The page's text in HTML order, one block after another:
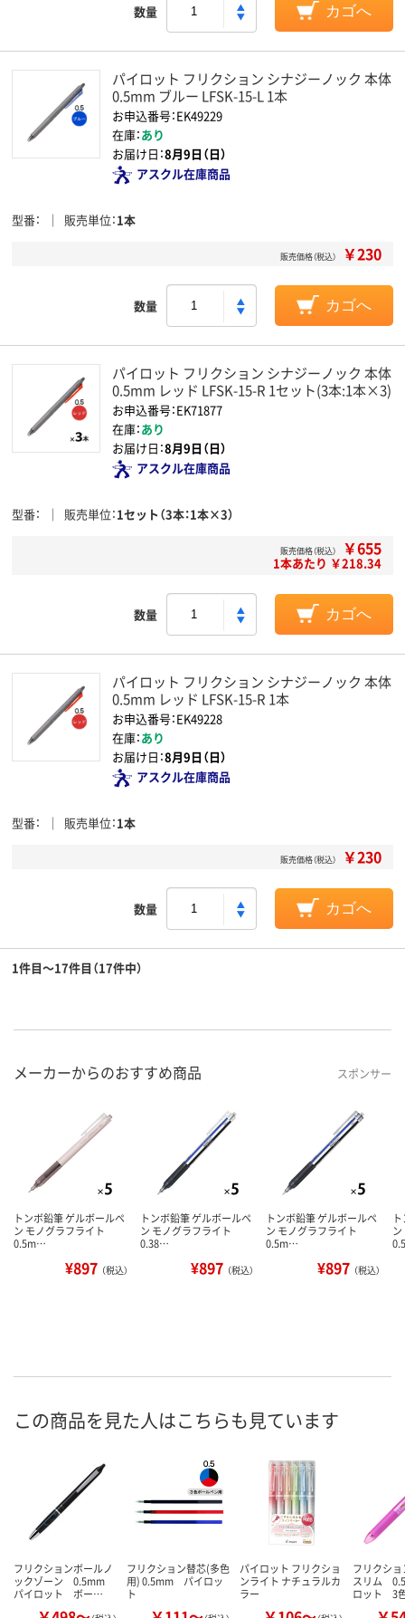
数量 カゴへ
パイロット フリクション シナジーノック 本体
0.5mm ブルー LFSK-15-L 1本
お申込番号：EK49229
在庫：あり
お届け日：8月9日（日）
アスクル在庫商品
型番 販売単位 1本
販売価格（税込） ￥230
数量 カゴへ
パイロット フリクション シナジーノック 本体
0.5mm レッド LFSK-15-R 1セット(3本:1本×3)
お申込番号：EK71877
在庫：あり
お届け日：8月9日（日）
アスクル在庫商品
型番 販売単位 1セット（3本：1本×3）
販売価格（税込） ￥655
1本あたり ￥218.34
数量 カゴへ
パイロット フリクション シナジーノック 本体
0.5mm レッド LFSK-15-R 1本
お申込番号：EK49228
在庫：あり
お届け日：8月9日（日）
アスクル在庫商品
型番 販売単位 1本
販売価格（税込） ￥230
数量 カゴへ
1件目～17件目（17件中）
メーカーからのおすすめ商品 スポンサー
トンボ鉛筆 ゲルボールペ
ン モノグラフライト
0.5m…
¥897 （税込）
トンボ鉛筆 ゲルボールペ
ン モノグラフライト
0.38…
¥897 （税込）
トンボ鉛筆 ゲルボールペ
ン モノグラフライト
0.5m…
¥897 （税込）
この商品を見た人はこちらも見ています
フリクションボールノ
ックゾーン 0.5mm
パイロット ボー…
フリクション替芯(多色
用) 0.5mm パイロッ
ト
パイロット フリクショ
ンライト ナチュラルカ
ラー
フリクシ
スリム
ロット 3